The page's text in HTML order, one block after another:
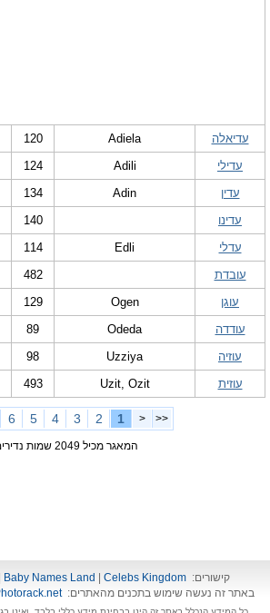
עדיאלה Adiela
120
עדילי
Adili
124
עדין
Adin
134
עדינו
140
עדלי
Edli
114
עובדת
482
עוגן
Ogen
129
עודדה
Odeda
89
עוזיה
Uzziya
98
עוזית
Uzit, Ozit
493
<<
<
1
2
3
4
5
6
המאגר מכיל 2049 שמות נדירים
קישורים: Baby Names Land
Celebs Kingdom
באתר זה נעשה שימוש בתכנים מהאתרים: